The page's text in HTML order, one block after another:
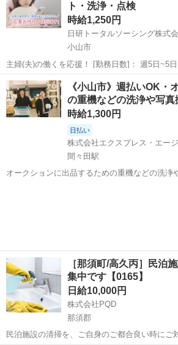
ト・洗浄・点検
時給1,250円
日研トータルソーシング株式
小山市
主婦(夫)の働くを応援！ [勤務日数]： 週5日~5日 08:50~17:50 月/火/水/
木/日 [勤務地・最寄駅]： 栃木県小山市 【派遣元】日研トータルソー
栃木 小山市 清掃
《小山市》週払いOK・
の重機などの洗浄や写
時給1,300円
日払い
株式会社エクスプレス・エー
間々田駅
オークションに出品するための重機などの洗浄
［那須町/高久丙］民泊
集中です【0165】
日給10,000円
株式会社PQD
那須郡
民泊施設の清掃を、ご自身のご都合良い時にご